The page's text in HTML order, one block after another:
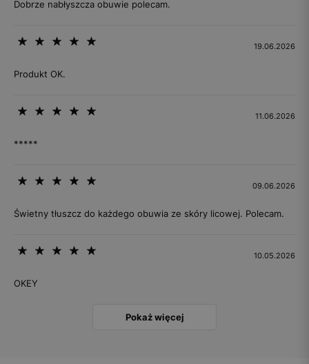
Dobrze nabłyszcza obuwie polecam.
19.06.2026
Produkt OK.
11.06.2026
*****
09.06.2026
Świetny tłuszcz do każdego obuwia ze skóry licowej. Polecam.
10.05.2026
OKEY
Pokaż więcej